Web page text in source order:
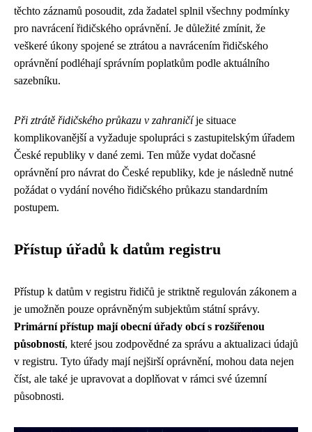
těchto záznamů posoudit, zda žadatel splnil všechny podmínky
pro navrácení řidičského oprávnění. Je důležité zmínit, že
veškeré úkony spojené se ztrátou a navrácením řidičského
oprávnění podléhají správním poplatkům podle aktuálního
sazebníku.
Při ztrátě řidičského průkazu v zahraničíje situace
komplikovanější a vyžaduje spolupráci s zastupitelským úřadem
České republiky v dané zemi. Ten může vydat dočasné
oprávnění pro návrat do České republiky, kde je následně nutné
požádat o vydání nového řidičského průkazu standardním
postupem.
Přístup úřadů k datům registru
Přístup k datům v registru řidičů je striktně regulován zákonem a
je umožněn pouze oprávněným subjektům státní správy.
Primární přístup mají obecní úřady obcí s rozšířenou
působností, které jsou zodpovědné za správu a aktualizaci údajů
v registru. Tyto úřady mají nejširší oprávnění, mohou data nejen
číst, ale také je upravovat a doplňovat v rámci své územní
působnosti.